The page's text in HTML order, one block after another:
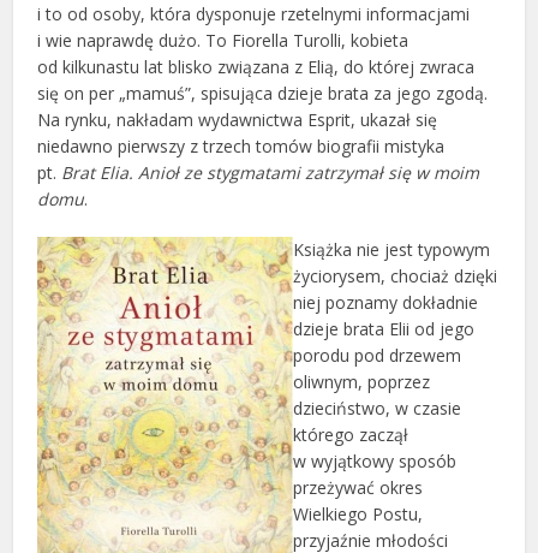
i to od osoby, która dysponuje rzetelnymi informacjami
i wie naprawdę dużo. To Fiorella Turolli, kobieta
od kilkunastu lat blisko związana z Elią, do której zwraca
się on per „mamuś”, spisująca dzieje brata za jego zgodą.
Na rynku, nakładam wydawnictwa Esprit, ukazał się
niedawno pierwszy z trzech tomów biografii mistyka
pt. Brat Elia. Anioł ze stygmatami zatrzymał się w moim
domu.
Książka nie jest typowym
życiorysem, chociaż dzięki
niej poznamy dokładnie
dzieje brata Elii od jego
porodu pod drzewem
oliwnym, poprzez
dzieciństwo, w czasie
którego zaczął
w wyjątkowy sposób
przeżywać okres
Wielkiego Postu,
przyjaźnie młodości